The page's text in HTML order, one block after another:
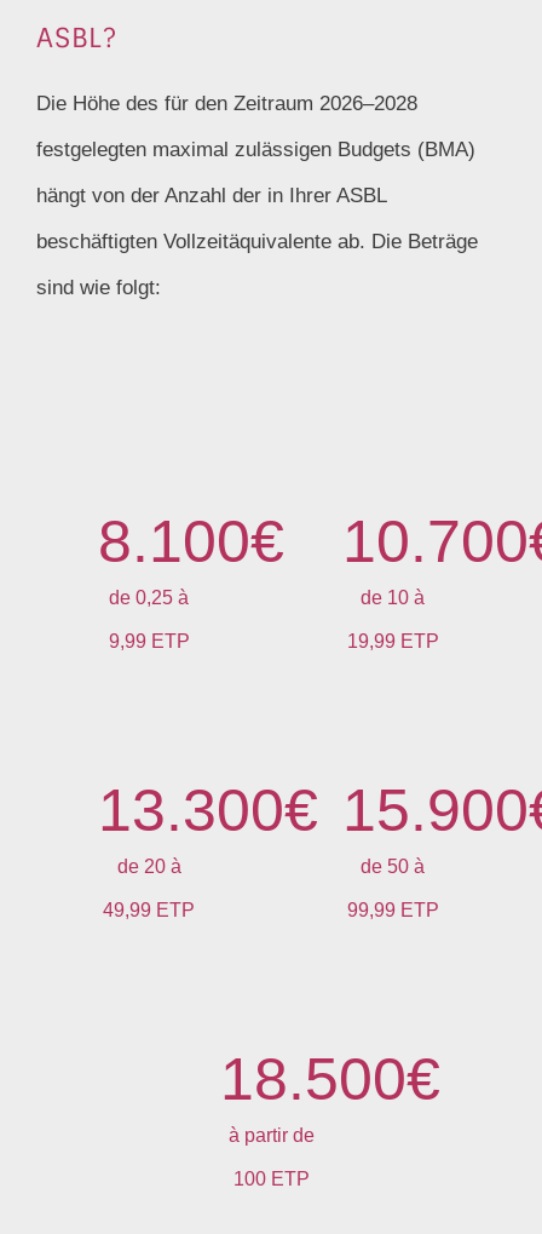
ASBL?
Die Höhe des für den Zeitraum 2026–2028
festgelegten maximal zulässigen Budgets (BMA)
hängt von der Anzahl der in Ihrer ASBL
beschäftigten Vollzeitäquivalente ab. Die Beträge
sind wie folgt:
8.100€
de 0,25 à
9,99 ETP
10.700
de 10 à
19,99 ETP
13.300€
de 20 à
49,99 ETP
15.900
de 50 à
99,99 ETP
18.500€
à partir de
100 ETP